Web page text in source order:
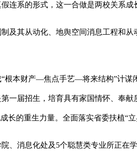
连系的形式，这一合做是两校关系成
其从动化、地舆空间消息工程和从
本财产—焦点手艺—将来结构”计谋
一届招生，培育具有家国情怀、奉
长的重生力量。全面落实省委扶植“立
消息化处及5个聪慧类专业所正在